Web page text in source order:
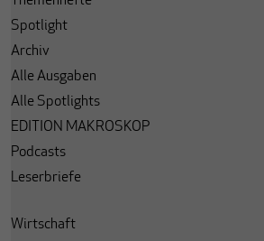
Spotlight
Archiv
Alle Ausgaben
Alle Spotlights
EDITION MAKROSKOP
Podcasts
Leserbriefe
Wirtschaft